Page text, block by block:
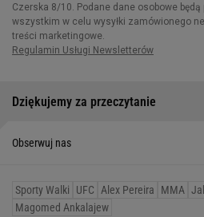
Dziękujemy za przeczytanie
Obserwuj nas
Sporty Walki UFC Alex Pereira MMA
Magomed Ankalajew